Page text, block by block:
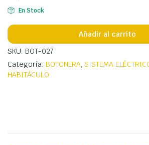
En Stock
Añadir al carrito
SKU: BOT-027
Categoría: BOTONERA,SISTEMA
HABITÁCULO